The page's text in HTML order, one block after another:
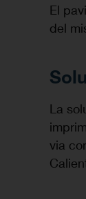
El
del
La
via